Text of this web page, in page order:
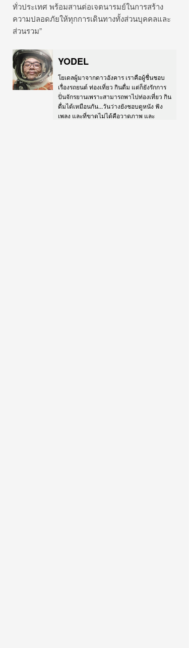
ทั่วประเทศ พร้อมสานต่อเจตนารมย์ในการสร้าง
ความปลอดภัยให้ทุกการเดินทางทั้งส่วนบุคคลและ
ส่วนรวม”
YODEL
โยเดลผู้มาจากดาวอังคาร เราคือผู้ชื่นชอบ
เรื่องรถยนต์ ท่องเที่ยว กินดื่ม แต่ก็ยังรักการ
ปั่นจักรยานเพราะสามารถพาไปท่องเที่ยว กิน
ดื่มได้เหมือนกัน...วันว่างยังชอบดูหนัง ฟัง
เพลง และที่ขาดไม่ได้คือวาดภาพ และ